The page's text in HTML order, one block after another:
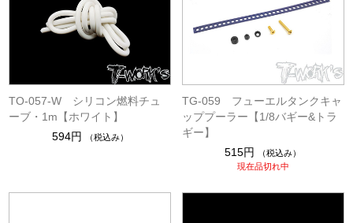
TO-057-W シリコン燃料チュ
ーブ・1m【ホワイト】
594円
（税込み）
TG-059 フューエルタンクキャ
ッププーラー【1/8バギー&トラ
ギー】
515円
（税込み）
現在品切れ中